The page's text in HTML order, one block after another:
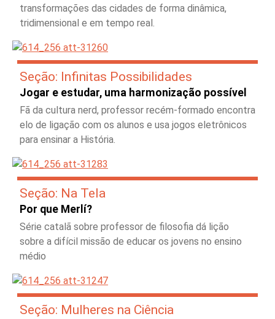
transformações das cidades de forma dinâmica,
tridimensional e em tempo real.
Seção: Infinitas Possibilidades
Jogar e estudar, uma harmonização possível
Fã da cultura nerd, professor recém-formado encontra
elo de ligação com os alunos e usa jogos eletrônicos
para ensinar a História.
Seção: Na Tela
Por que Merlí?
Série catalã sobre professor de filosofia dá lição
sobre a difícil missão de educar os jovens no ensino
médio
Seção: Mulheres na Ciência